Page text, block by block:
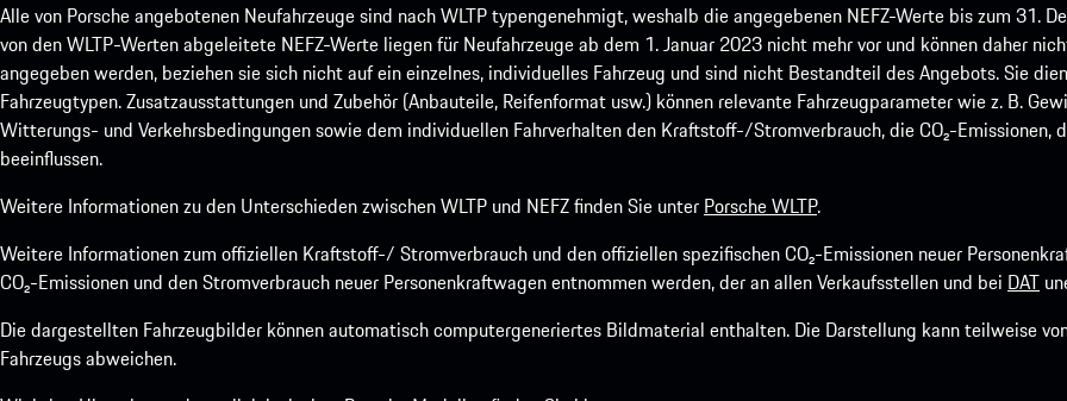
Alle von Porsche angebotenen Neufahrzeuge sind nach WLTP typengenehmigt, weshalb die angegebenen NEFZ-Werte bis zum 31.
von den WLTP-Werten abgeleitete NEFZ-Werte liegen für Neufahrzeuge ab dem 1. Januar 2023 nicht mehr vor und können daher
angegeben werden, beziehen sie sich nicht auf ein einzelnes, individuelles Fahrzeug und sind nicht Bestandteil des Angebots. Sie
Fahrzeugtypen. Zusatzausstattungen und Zubehör (Anbauteile, Reifenformat usw.) können relevante Fahrzeugparameter wie z. B.
Witterungs- und Verkehrsbedingungen sowie dem individuellen Fahrverhalten den Kraftstoff-/Stromverbrauch, die CO₂-Emissionen,
beeinflussen.
Weitere Informationen zu den Unterschieden zwischen WLTP und NEFZ finden Sie unter Porsche WLTP.
Weitere Informationen zum offiziellen Kraftstoff-/ Stromverbrauch und den offiziellen spezifischen CO₂-Emissionen neuer
CO₂-Emissionen und den Stromverbrauch neuer Personenkraftwagen entnommen werden, der an allen Verkaufsstellen und bei DAT
Die dargestellten Fahrzeugbilder können automatisch computergeneriertes Bildmaterial enthalten. Die Darstellung kann teilweise
Fahrzeugs abweichen.